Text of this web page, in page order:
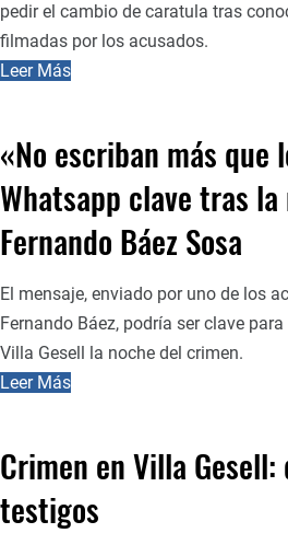
pedir el cambio de caratula tras
filmadas por los acusados.
Leer Más
«No escriban más que
Whatsapp clave tras
Fernando Báez Sosa
El mensaje, enviado por uno de los
Fernando Báez, podría ser clave
Villa Gesell la noche del crimen.
Leer Más
Crimen en Villa
testigos